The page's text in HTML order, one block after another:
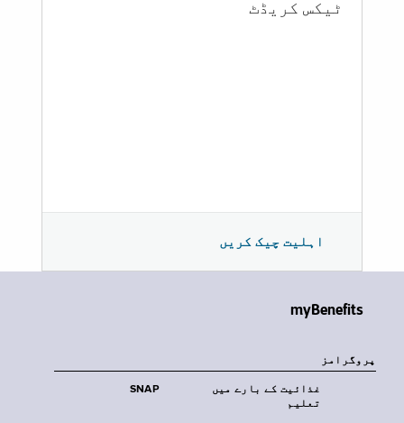
ٹیکس کریڈٹ
اہلیت چیک کریں
myBenefits
پروگرامز
SNAP
غذائیت کے بارے میں
تعلیم